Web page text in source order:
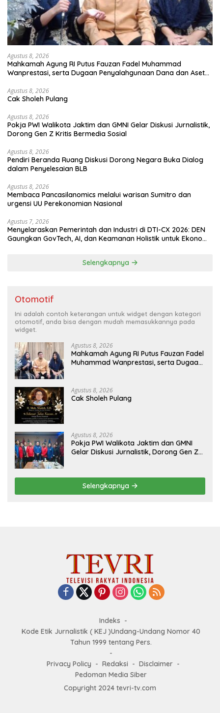
Agustus 8, 2026
Mahkamah Agung RI Putus Fauzan Fadel Muhammad
Wanprestasi, serta Dugaan Penyalahgunaan Dana dan Aset
Agustus 8, 2026
Cak Sholeh Pulang
Agustus 8, 2026
Pokja PWI Walikota Jaktim dan GMNI Gelar Diskusi Jurnalistik,
Dorong Gen Z Kritis Bermedia Sosial
Agustus 8, 2026
Pendiri Beranda Ruang Diskusi Dorong Negara Buka Dialog
dalam Penyelesaian BLB
Agustus 8, 2026
Membaca Pancasilanomics melalui warisan Sumitro dan
urgensi UU Perekonomian Nasional
Agustus 7, 2026
Menyelaraskan Pemerintah dan Industri di DTI-CX 2026: DEN
Gaungkan GovTech, AI, dan Keamanan Holistik untuk Ekonomi
Selengkapnya
Otomotif
Ini adalah contoh keterangan untuk widget dengan kategori
otomotif, anda bisa dengan mudah memasukkannya pada
widget.
Agustus 8, 2026
Mahkamah Agung RI Putus Fauzan Fadel
Muhammad Wanprestasi, serta Dugaan
Agustus 8, 2026
Cak Sholeh Pulang
Agustus 8, 2026
Pokja PWI Walikota Jaktim dan GMNI
Gelar Diskusi Jurnalistik, Dorong Gen Z
Selengkapnya
Indeks
Kode Etik Jurnalistik ( KEJ )Undang-Undang Nomor 40
Tahun 1999 tentang Pers.
Privacy Policy Redaksi
Disclaimer
Pedoman Media Siber
Copyright 2024 tevri-tv.com